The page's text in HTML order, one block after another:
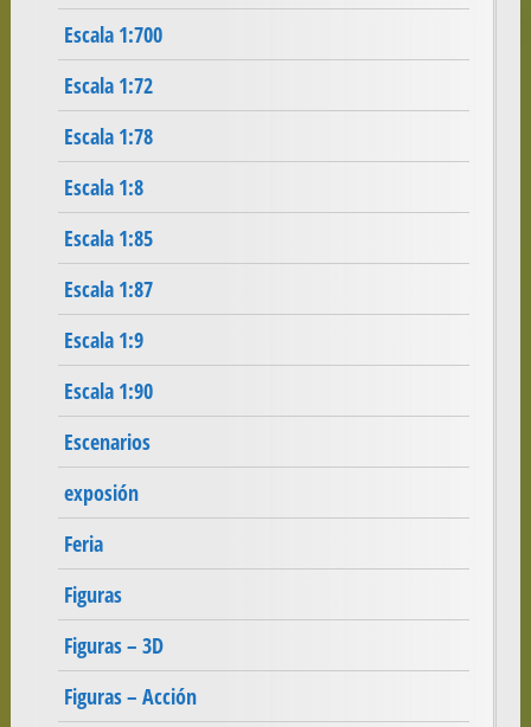
Escala 1:700
Escala 1:72
Escala 1:78
Escala 1:8
Escala 1:85
Escala 1:87
Escala 1:9
Escala 1:90
Escenarios
exposión
Feria
Figuras
Figuras – 3D
Figuras – Acción